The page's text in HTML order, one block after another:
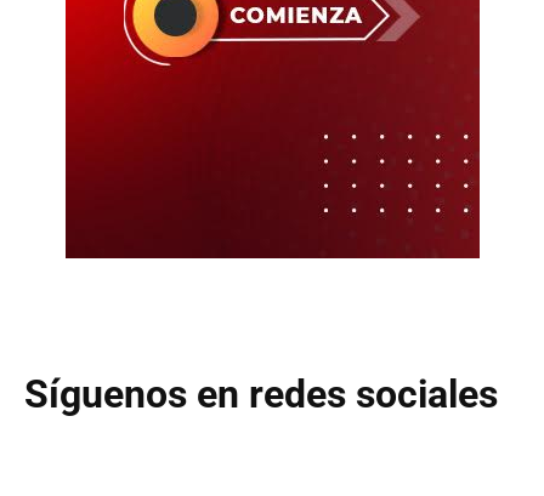
Síguenos en redes sociales